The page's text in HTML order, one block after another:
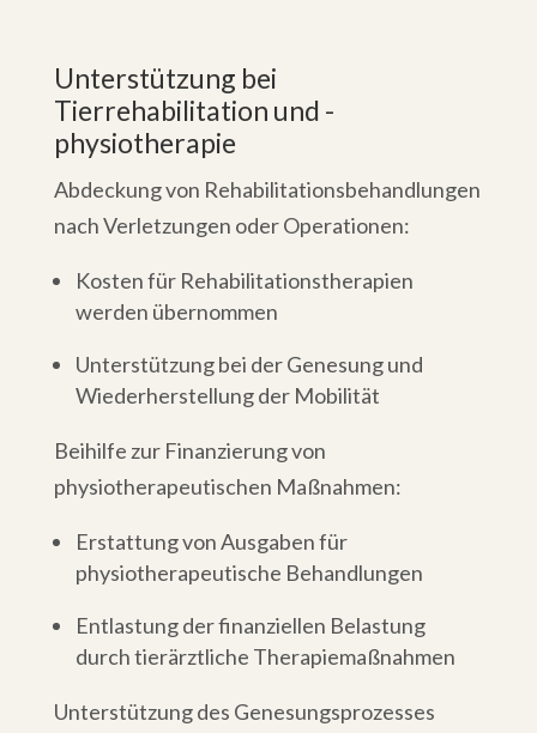
Unterstützung bei
Tierrehabilitation und -
physiotherapie
Abdeckung von Rehabilitationsbehandlungen
nach Verletzungen oder Operationen:
Kosten für Rehabilitationstherapien
werden übernommen
Unterstützung bei der Genesung und
Wiederherstellung der Mobilität
Beihilfe zur Finanzierung von
physiotherapeutischen Maßnahmen:
Erstattung von Ausgaben für
physiotherapeutische Behandlungen
Entlastung der finanziellen Belastung
durch tierärztliche Therapiemaßnahmen
Unterstützung des Genesungsprozesses